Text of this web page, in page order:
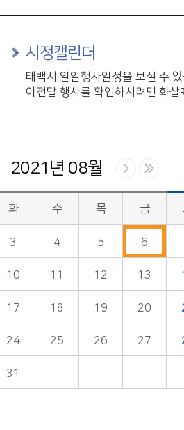
시정캘린더
태백시 일일행사일정을 보실 수
이전달 행사를 확인하시려면 화
2021년 08월
화 수 목 금
3 4 5 6
10 11 12 13
17 18 19 20
24 25 26 27
31